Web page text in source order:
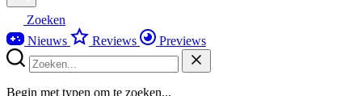
Zoeken
Nieuws
Reviews Previews
Begin met typen om te zoeken...